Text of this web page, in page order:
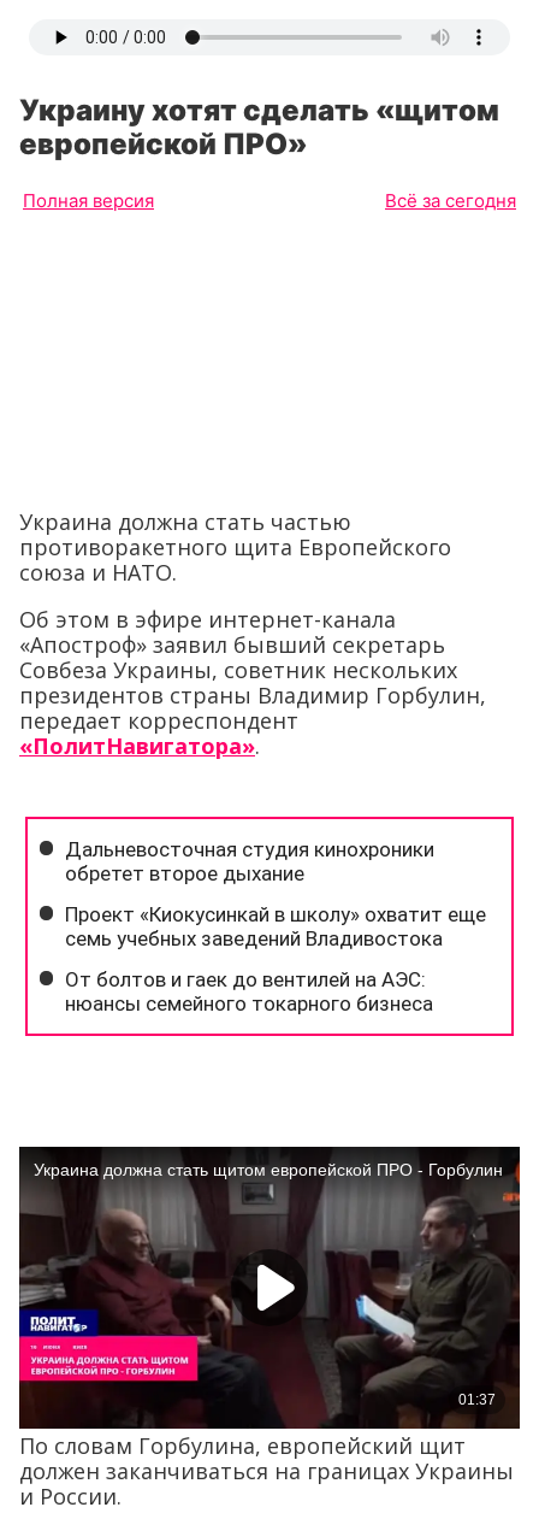
Украину хотят сделать «щитом
европейской ПРО»
Полная версия Всё за сегодня
Украина должна стать частью
противоракетного щита Европейского
союза и НАТО.
Об этом в эфире интернет-канала
«Апостроф» заявил бывший секретарь
Совбеза Украины, советник нескольких
президентов страны Владимир Горбулин,
передает корреспондент
«ПолитНавигатора».
По словам Горбулина, европейский щит
должен заканчиваться на границах Украины
и России.